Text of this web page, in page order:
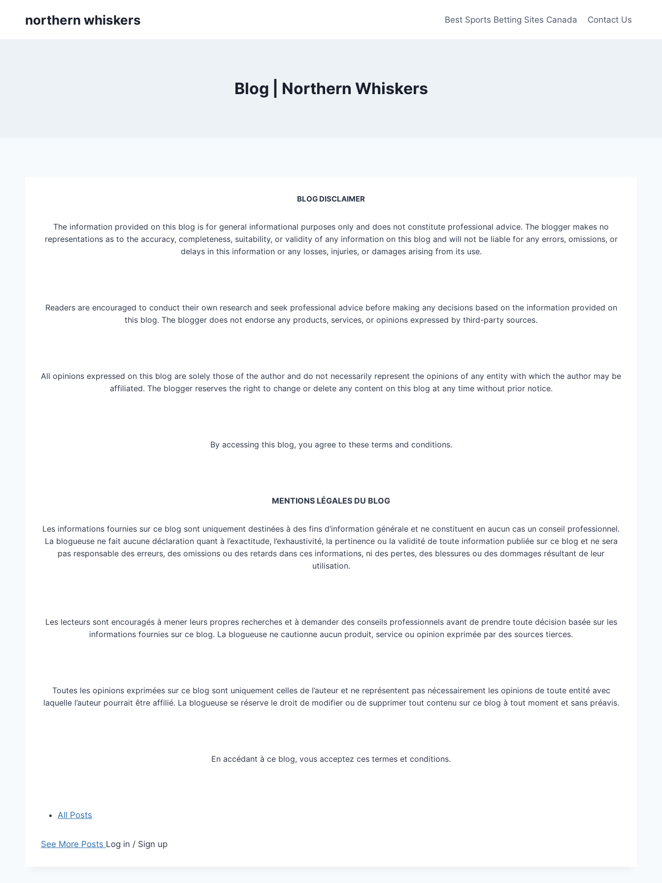
northern whiskers Best Sports Betting Sites Canada Contact Us
Blog | Northern Whiskers
BLOG DISCLAIMER
The information provided on this blog is for general informational purposes only and does not constitute professional advice. The blogger makes no
representations as to the accuracy, completeness, suitability, or validity of any information on this blog and will not be liable for any errors, omissions, or
delays in this information or any losses, injuries, or damages arising from its use.
Readers are encouraged to conduct their own research and seek professional advice before making any decisions based on the information provided on
this blog. The blogger does not endorse any products, services, or opinions expressed by third-party sources.
All opinions expressed on this blog are solely those of the author and do not necessarily represent the opinions of any entity with which the author may be
affiliated. The blogger reserves the right to change or delete any content on this blog at any time without prior notice.
By accessing this blog, you agree to these terms and conditions.
MENTIONS LÉGALES DU BLOG
Les informations fournies sur ce blog sont uniquement destinées à des fins d’information générale et ne constituent en aucun cas un conseil professionnel.
La blogueuse ne fait aucune déclaration quant à l’exactitude, l’exhaustivité, la pertinence ou la validité de toute information publiée sur ce blog et ne sera
pas responsable des erreurs, des omissions ou des retards dans ces informations, ni des pertes, des blessures ou des dommages résultant de leur
utilisation.
Les lecteurs sont encouragés à mener leurs propres recherches et à demander des conseils professionnels avant de prendre toute décision basée sur les
informations fournies sur ce blog. La blogueuse ne cautionne aucun produit, service ou opinion exprimée par des sources tierces.
Toutes les opinions exprimées sur ce blog sont uniquement celles de l’auteur et ne représentent pas nécessairement les opinions de toute entité avec
laquelle l’auteur pourrait être affilié. La blogueuse se réserve le droit de modifier ou de supprimer tout contenu sur ce blog à tout moment et sans préavis.
En accédant à ce blog, vous acceptez ces termes et conditions.
All Posts
See More Posts Log in / Sign up